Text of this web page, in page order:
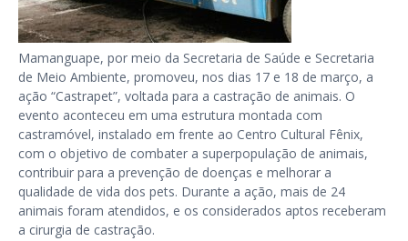
Mamanguape, por meio da Secretaria de Saúde e Secretaria
de Meio Ambiente, promoveu, nos dias 17 e 18 de março, a
ação “Castrapet”, voltada para a castração de animais. O
evento aconteceu em uma estrutura montada com
castramóvel, instalado em frente ao Centro Cultural Fênix,
com o objetivo de combater a superpopulação de animais,
contribuir para a prevenção de doenças e melhorar a
qualidade de vida dos pets. Durante a ação, mais de 24
animais foram atendidos, e os considerados aptos receberam
a cirurgia de castração.